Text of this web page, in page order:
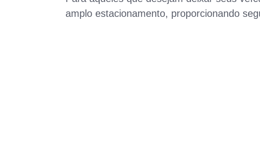
amplo estacionamento, proporcionando